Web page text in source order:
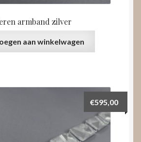
armband zilver
aan winkelwagen
€595,00